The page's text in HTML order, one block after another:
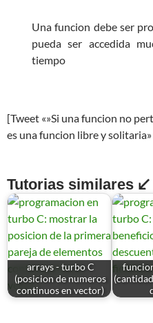
Una funcion debe ser
pueda ser accedida
tiempo
[Tweet «»Si una funcion no
es una funcion libre y
Tutorias similares ↙
arrays - turbo C
(posicion de numeros
continuos en vector)